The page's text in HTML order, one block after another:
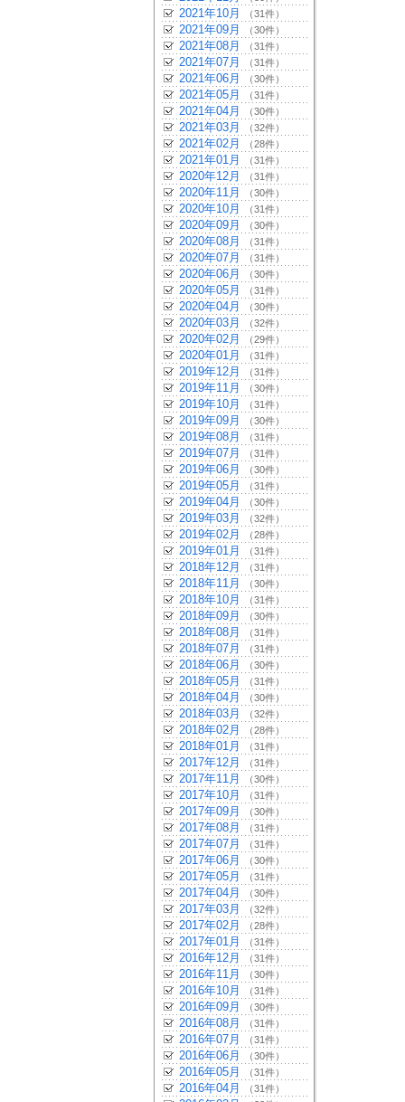
2021年10月 （31件）
2021年09月 （30件）
2021年08月 （31件）
2021年07月 （31件）
2021年06月 （30件）
2021年05月 （31件）
2021年04月 （30件）
2021年03月 （32件）
2021年02月 （28件）
2021年01月 （31件）
2020年12月 （31件）
2020年11月 （30件）
2020年10月 （31件）
2020年09月 （30件）
2020年08月 （31件）
2020年07月 （31件）
2020年06月 （30件）
2020年05月 （31件）
2020年04月 （30件）
2020年03月 （32件）
2020年02月 （29件）
2020年01月 （31件）
2019年12月 （31件）
2019年11月 （30件）
2019年10月 （31件）
2019年09月 （30件）
2019年08月 （31件）
2019年07月 （31件）
2019年06月 （30件）
2019年05月 （31件）
2019年04月 （30件）
2019年03月 （32件）
2019年02月 （28件）
2019年01月 （31件）
2018年12月 （31件）
2018年11月 （30件）
2018年10月 （31件）
2018年09月 （30件）
2018年08月 （31件）
2018年07月 （31件）
2018年06月 （30件）
2018年05月 （31件）
2018年04月 （30件）
2018年03月 （32件）
2018年02月 （28件）
2018年01月 （31件）
2017年12月 （31件）
2017年11月 （30件）
2017年10月 （31件）
2017年09月 （30件）
2017年08月 （31件）
2017年07月 （31件）
2017年06月 （30件）
2017年05月 （31件）
2017年04月 （30件）
2017年03月 （32件）
2017年02月 （28件）
2017年01月 （31件）
2016年12月 （31件）
2016年11月 （30件）
2016年10月 （31件）
2016年09月 （30件）
2016年08月 （31件）
2016年07月 （31件）
2016年06月 （30件）
2016年05月 （31件）
2016年04月 （31件）